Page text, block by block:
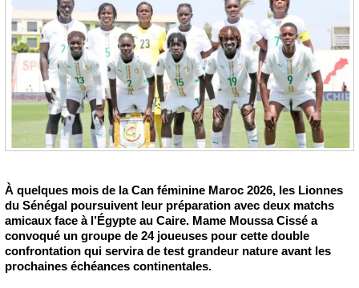
À quelques mois de la Can féminine Maroc 2026, les Lionnes
du Sénégal poursuivent leur préparation avec deux matchs
amicaux face à l’Égypte au Caire. Mame Moussa Cissé a
convoqué un groupe de 24 joueuses pour cette double
confrontation qui servira de test grandeur nature avant les
prochaines échéances continentales.